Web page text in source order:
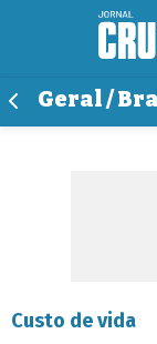
Geral /
Custo de vida